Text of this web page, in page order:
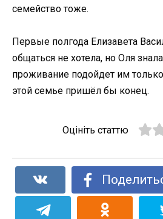
семейство тоже.
Первые полгода Елизавета
общаться не хотела, но Оля
проживание подойдет им
этой семье пришёл бы конец.
Оцініть статтю